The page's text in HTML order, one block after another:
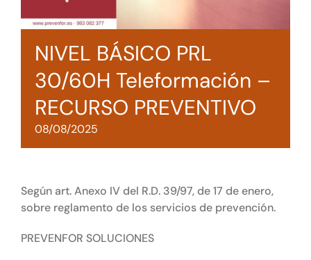
Tienda online
Contacto
NIVEL BÁSICO PRL
30/60H Teleformación –
RECURSO PREVENTIVO
08/08/2025
Según art. Anexo IV del R.D. 39/97, de 17 de enero,
sobre reglamento de los servicios de prevención.
PREVENFOR SOLUCIONES